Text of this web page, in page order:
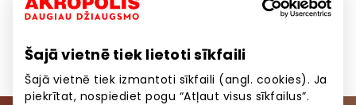
Šajā vietnē tiek lietoti sīkfaili
Šajā vietnē tiek izmantoti sīkfaili (angl. cookies). Ja
piekrītat, nospiediet pogu “Atļaut visus sīkfailus”.
IZPĀRDOŠANA. Atlaides pavasara-vasaras sezonas